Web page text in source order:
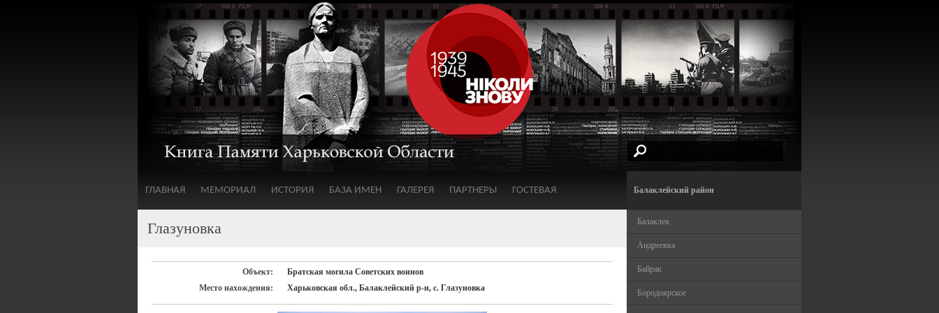
ГЛАВНАЯ МЕМОРИАЛ ИСТОРИЯ БАЗА ИМЕН ГАЛЕРЕЯ ПАРТНЕРЫ ГОСТЕВАЯ
Глазуновка
Объект:
Братская могила Советских воинов
Место нахождения:
Харьковская обл., Балаклейский р-н, с. Глазуновка
Балаклейский район
Балаклея
Андреевка
Байрак
Бородоярское